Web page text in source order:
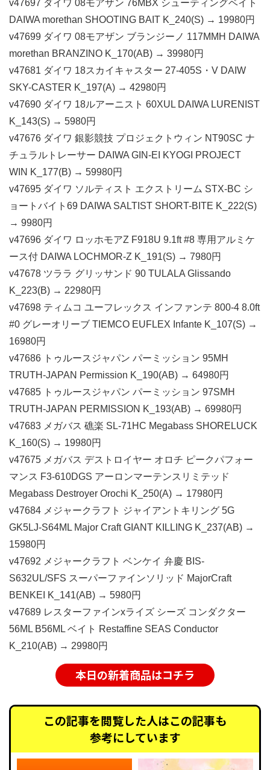
v47697 ダイワ 08モアザン 76MBX シューティングベイト
DAIWA morethan SHOOTING BAIT K_240(S) → 19980円
v47699 ダイワ 08モアザン ブランジーノ 117MMH DAIWA
morethan BRANZINO K_170(AB) → 39980円
v47681 ダイワ 18スカイキャスター 27-405S・V DAIW
SKY-CASTER K_197(A) → 42980円
v47690 ダイワ 18ルアーニスト 60XUL DAIWA LURENIST
K_143(S) → 5980円
v47676 ダイワ 銀影競技 プロジェクトウィン NT90SC ナ
チュラルトレーサー DAIWA GIN-EI KYOGI PROJECT
WIN K_177(B) → 59980円
v47695 ダイワ ソルティスト エクストリーム STX-BC シ
ョートバイト69 DAIWA SALTIST SHORT-BITE K_222(S)
→ 9980円
v47696 ダイワ ロッホモアZ F918U 9.1ft #8 専用アルミケ
ース付 DAIWA LOCHMOR-Z K_191(S) → 7980円
v47678 ツララ グリッサンド 90 TULALA Glissando
K_223(B) → 22980円
v47698 ティムコ ユーフレックス インファンテ 800-4 8.0ft
#0 グレーオリーブ TIEMCO EUFLEX Infante K_107(S) →
16980円
v47686 トゥルースジャパン パーミッション 95MH
TRUTH-JAPAN Permission K_190(AB) → 64980円
v47685 トゥルースジャパン パーミッション 97SMH
TRUTH-JAPAN PERMISSION K_193(AB) → 69980円
v47683 メガバス 礁楽 SL-71HC Megabass SHORELUCK
K_160(S) → 19980円
v47675 メガバス デストロイヤー オロチ ピークパフォー
マンス F3-610DGS アーロンマーテンスリミテッド
Megabass Destroyer Orochi K_250(A) → 17980円
v47684 メジャークラフト ジャイアントキリング 5G
GK5LJ-S64ML Major Craft GIANT KILLING K_237(AB) →
15980円
v47692 メジャークラフト ベンケイ 弁慶 BIS-
S632UL/SFS スーパーファインソリッド MajorCraft
BENKEI K_141(AB) → 5980円
v47689 レスターファインxライズ シーズ コンダクター
56ML B56ML ベイト Restaffine SEAS Conductor
K_210(AB) → 29980円
本日の新着商品はコチラ
この記事を閲覧した人はこの記事も
参考にしています